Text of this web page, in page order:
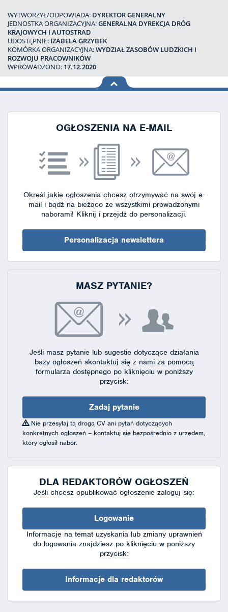
WYTWORZYŁ/ODPOWIADA: DYREKTOR GENERALNY
JEDNOSTKA ORGANIZACYJNA:GENERALNA DYREKCJA DRÓG
KRAJOWYCH I AUTOSTRAD
UDOSTĘPNIŁ: IZABELA GRZYBEK
KOMÓRKA ORGANIZACYJNA:WYDZIAŁ ZASOBÓW LUDZKICH I
ROZWOJU PRACOWNIKÓW
WPROWADZONO: 17.12.2020
na górę
OGŁOSZENIA NA E-MAIL
Określ jakie ogłoszenia chcesz otrzymywać na swój e-
mail i bądź na bieżąco ze wszystkimi prowadzonymi
naborami! Kliknij i przejdź do personalizacji.
Personalizacja newslettera
MASZ PYTANIE?
Jeśli masz pytanie lub sugestie dotyczące działania
bazy ogłoszeń skontaktuj się z nami za pomocą
formularza dostępnegopo kliknięciu w poniższy
przycisk:
Zadaj pytanie
Nie przesyłaj tą drogą CV ani pytań dotyczących
konkretnych ogłoszeń – kontaktuj się bezpośrednio z urzędem,
który ogłosił nabór.
DLA REDAKTORÓW OGŁOSZEŃ
Jeśli chcesz opublikować ogłoszenie zaloguj się:
Logowanie
Informacje na temat uzyskania lub zmiany uprawnień
do logowania znajdziesz po kliknięciu w poniższy
przycisk:
Informacje dla redaktorów